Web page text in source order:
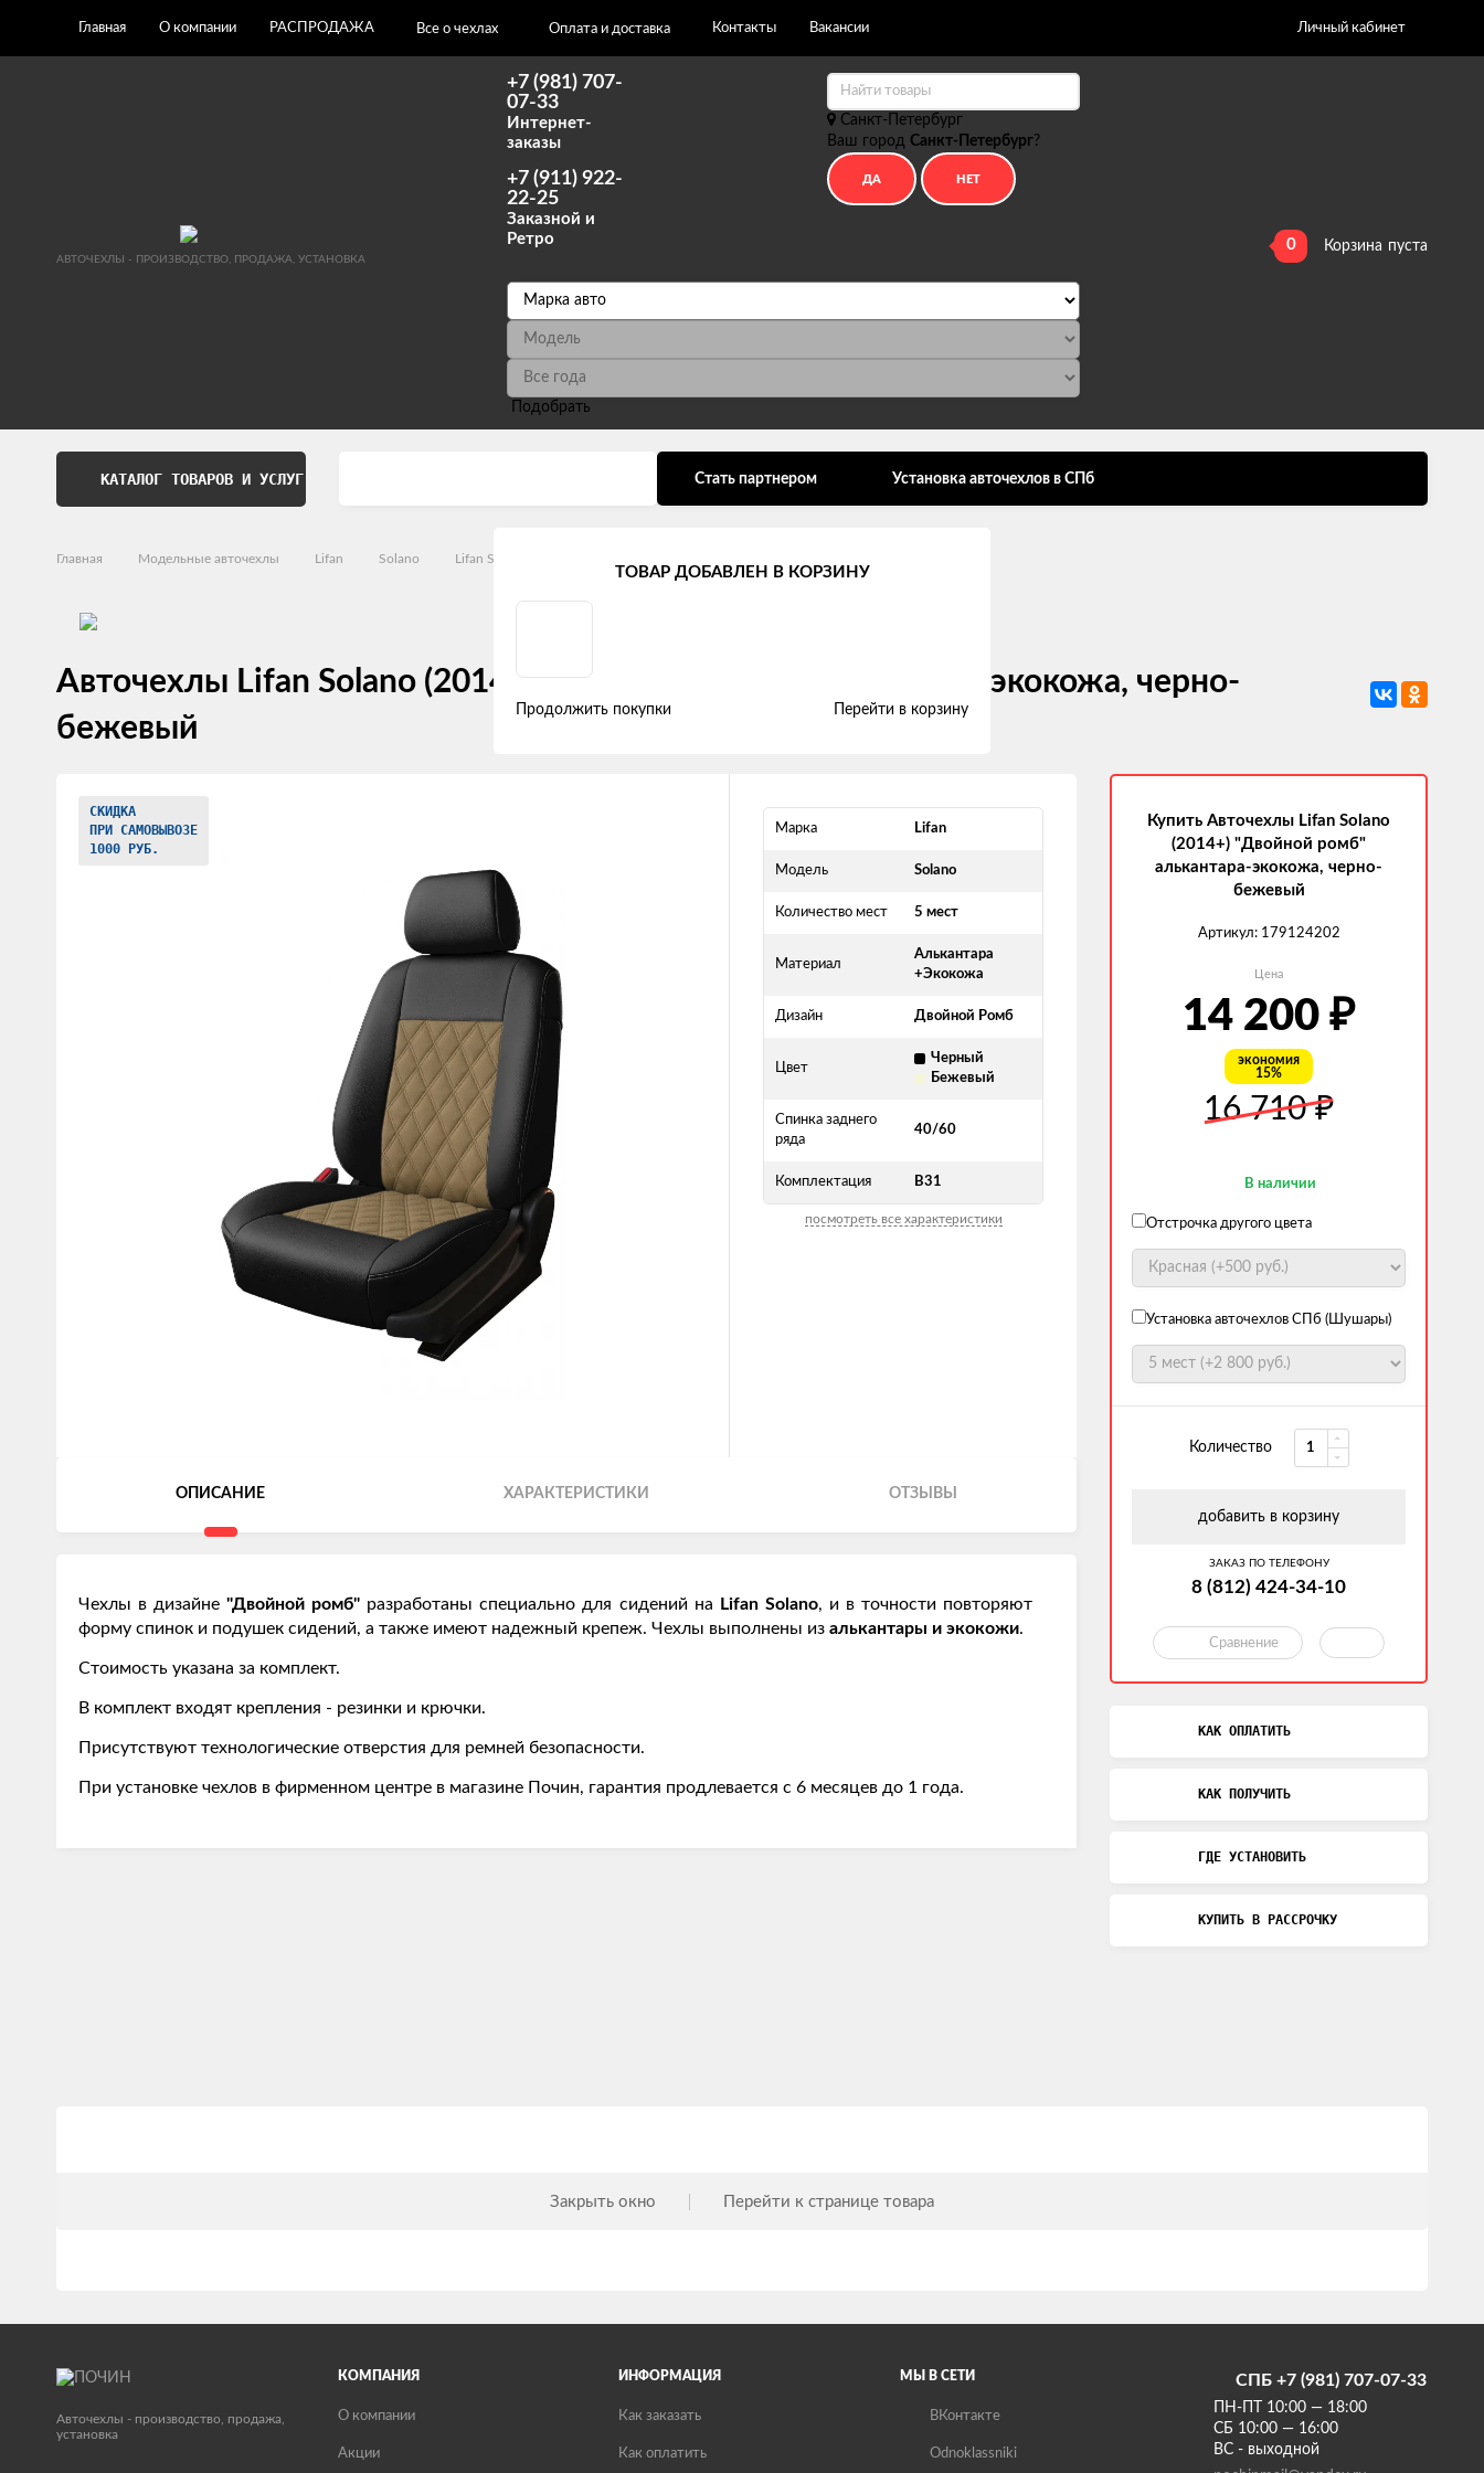
Главная О компании РАСПРОДАЖА Все о чехлах Оплата и доставка Контакты Вакансии Личный кабинет
АВТОЧЕХЛЫ - ПРОИЗВОДСТВО, ПРОДАЖА, УСТАНОВКА
+7 (981) 707-
07-33
Интернет-
заказы
+7 (911) 922-
22-25
Заказной и
Ретро
Санкт-Петербург
Ваш город Санкт-Петербург?
Подобрать
0 Корзина пуста
КАТАЛОГ ТОВАРОВ И УСЛУГ Стать партнером Установка авточехлов в СПб
Главная Модельные авточехлы Lifan Solano Lifan Solano I (Рестайлинг) (2014 - 2016)
Авточехлы Lifan Solano (2014+) "Двойной ромб" алькантара-экокожа, черно-
бежевый
товаров
СКИДКА
ПРИ САМОВЫВОЗЕ
1000 РУБ.
Марка Lifan
Модель Solano
Количество мест 5 мест
Материал
Алькантара
+Экокожа
Дизайн Двойной Ромб
Цвет
Черный
Бежевый
Спинка заднего
ряда
40/60
Комплектация В31
посмотреть все характеристики
ОПИСАНИЕ ХАРАКТЕРИСТИКИ ОТЗЫВЫ
Чехлы в дизайне"Двойной ромб" разработаны специально для сидений на Lifan Solano, и в точности повторяют
форму спинок и подушек сидений, а также имеют надежный крепеж. Чехлы выполнены из алькантары и экокожи.
Стоимость указана за комплект.
В комплект входят крепления - резинки и крючки.
Присутствуют технологические отверстия для ремней безопасности.
При установке чехлов в фирменном центре в магазине Почин, гарантия продлевается с 6 месяцев до 1 года.
Купить Авточехлы Lifan Solano
(2014+) "Двойной ромб"
алькантара-экокожа, черно-
бежевый
Артикул: 179124202
Цена
14 200 ₽
экономия
15%
16 710₽
В наличии
Отстрочка другого цвета
Установка авточехлов СПб (Шушары)
Количество
добавить в корзину
ЗАКАЗ ПО ТЕЛЕФОНУ
8 (812) 424-34-10
Сравнение
КАК ОПЛАТИТЬ
КАК ПОЛУЧИТЬ
ГДЕ УСТАНОВИТЬ
КУПИТЬ В РАССРОЧКУ
ТОВАР ДОБАВЛЕН В КОРЗИНУ
Продолжить покупки Перейти в корзину
Закрыть окно Перейти к странице товара
Авточехлы - производство, продажа,
установка
КОМПАНИЯ
О компании
Акции
ИНФОРМАЦИЯ
Как заказать
Как оплатить
МЫ В СЕТИ
ВКонтакте
Odnoklassniki
СПБ +7 (981) 707-07-33
ПН-ПТ 10:00 — 18:00
СБ 10:00 — 16:00
ВС - выходной